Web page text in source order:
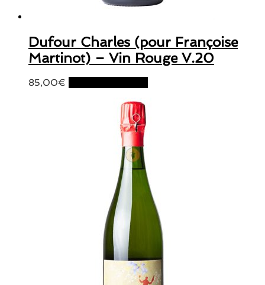
Dufour Charles (pour Françoise
Martinot) – Vin Rouge V.20
85,00€